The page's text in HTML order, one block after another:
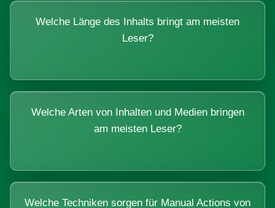
Welche Länge des Inhalts bringt am meisten
Leser?
Welche Arten von Inhalten und Medien bringen
am meisten Leser?
Welche Techniken sorgen für Manual Actions von